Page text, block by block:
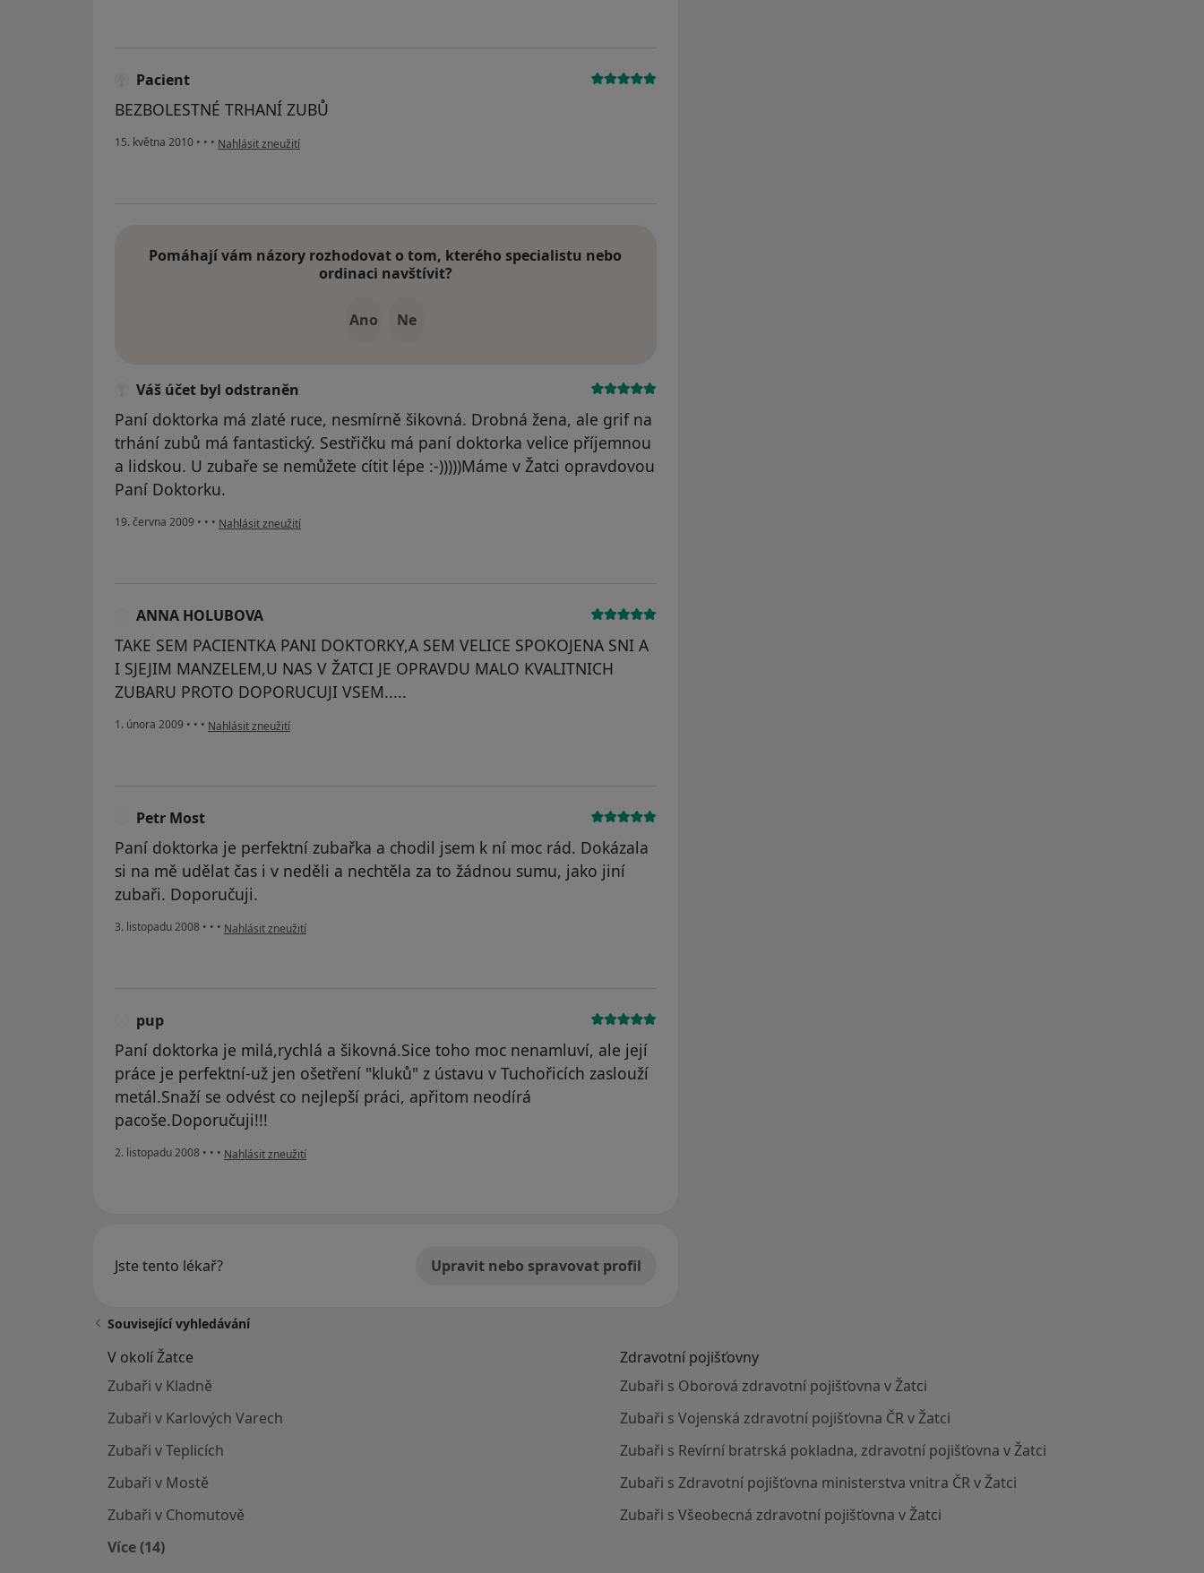
Pacient
BEZBOLESTNÉ TRHANÍ ZUBŮ
15. května 2010 • • • podle názoru uživatele Pacient
Nahlásit zneužití
Pomáhají vám názory rozhodovat o tom, kterého specialistu nebo
ordinaci navštívit?
Ano Ne
Váš účet byl odstraněn
Paní doktorka má zlaté ruce, nesmírně šikovná. Drobná žena, ale grif na
trhání zubů má fantastický. Sestřičku má paní doktorka velice příjemnou
a lidskou. U zubaře se nemůžete cítit lépe :-)))))Máme v Žatci opravdovou
Paní Doktorku.
19. června 2009 • • • podle názoru uživatele Váš účet byl odstraněn
Nahlásit zneužití
ANNA HOLUBOVA
TAKE SEM PACIENTKA PANI DOKTORKY,A SEM VELICE SPOKOJENA SNI A
I SJEJIM MANZELEM,U NAS V ŽATCI JE OPRAVDU MALO KVALITNICH
ZUBARU PROTO DOPORUCUJI VSEM.....
1. února 2009 • • • podle názoru uživatele ANNA HOLUBOVA
Nahlásit zneužití
Petr Most
Paní doktorka je perfektní zubařka a chodil jsem k ní moc rád. Dokázala
si na mě udělat čas i v neděli a nechtěla za to žádnou sumu, jako jiní
zubaři. Doporučuji.
3. listopadu 2008 • • • podle názoru uživatele Petr Most
Nahlásit zneužití
pup
Paní doktorka je milá,rychlá a šikovná.Sice toho moc nenamluví, ale její
práce je perfektní-už jen ošetření "kluků" z ústavu v Tuchořicích zaslouží
metál.Snaží se odvést co nejlepší práci, apřitom neodírá
pacoše.Doporučuji!!!
2. listopadu 2008 • • • podle názoru uživatele pup
Nahlásit zneužití
Jste tento lékař? Upravit nebo spravovat profil
Související vyhledávání
V okolí Žatce
Zubaři v Kladně
Zubaři v Karlových Varech
Zubaři v Teplicích
Zubaři v Mostě
Zubaři v Chomutově
Více (14)
Zdravotní pojišťovny
Zubaři s Oborová zdravotní pojišťovna v Žatci
Zubaři s Vojenská zdravotní pojišťovna ČR v Žatci
Zubaři s Revírní bratrská pokladna, zdravotní pojišťovna v Žatci
Zubaři s Zdravotní pojišťovna ministerstva vnitra ČR v Žatci
Zubaři s Všeobecná zdravotní pojišťovna v Žatci